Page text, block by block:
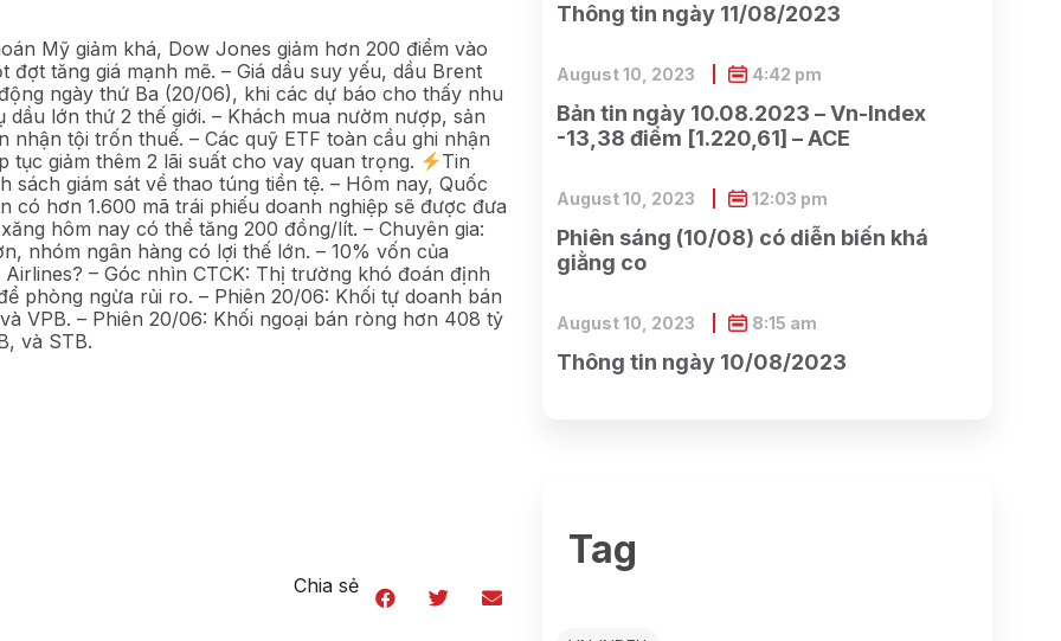
Mỹ giảm khá, Dow Jones giảm hơn 200 điểm vào
tăng giá mạnh mẽ. – Giá dầu suy yếu, dầu Brent
ngày thứ Ba (20/06), khi các dự báo cho thấy nhu
lớn thứ 2 thế giới. – Khách mua nườm nượp, sản
nhận tội trốn thuế. – Các quỹ ETF toàn cầu ghi nhận
giảm thêm 2 lãi suất cho vay quan trọng.
Tin
giám sát về thao túng tiền tệ. – Hôm nay, Quốc
có hơn 1.600 mã trái phiếu doanh nghiệp sẽ được đưa
hôm nay có thể tăng 200 đồng/lít. – Chuyên gia:
nhóm ngân hàng có lợi thế lớn. – 10% vốn của
– Góc nhìn CTCK: Thị trường khó đoán định
phòng ngừa rủi ro. – Phiên 20/06: Khối tự doanh bán
VPB. – Phiên 20/06: Khối ngoại bán ròng hơn 408 tỷ
và STB.
Chia sẻ
Thông tin ngày 11/08/2023
Bản tin ngày 10.08.2023 – Vn-Index
-13,38 điểm [1.220,61] – ACE
August 10, 2023 4:42 pm
Phiên sáng (10/08) có diễn biến khá
giằng co
August 10, 2023 12:03 pm
Thông tin ngày 10/08/2023
August 10, 2023 8:15 am
Tag